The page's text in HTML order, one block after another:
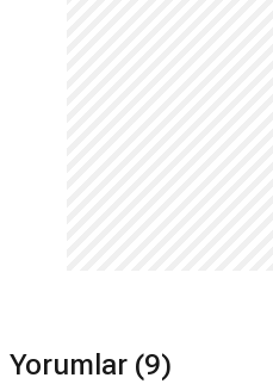
Yorumlar (9)